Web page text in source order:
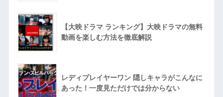
【大映ドラマ ランキング】大映ドラマの無料
動画を楽しむ方法を徹底解説
レディプレイヤーワン 隠しキャラがこんなに
あった！一度見ただけでは分からない